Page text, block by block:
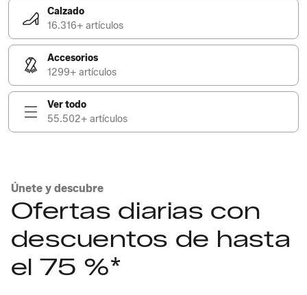
Calzado
16.316+ artículos
Accesorios
1299+ artículos
Ver todo
55.502+ artículos
Únete y descubre
Ofertas diarias con
descuentos de hasta
el 75 %*